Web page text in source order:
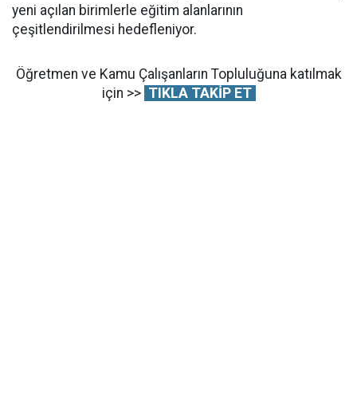
yeni açılan birimlerle eğitim alanlarının
çeşitlendirilmesi hedefleniyor.
Öğretmen ve Kamu Çalışanların Topluluğuna katılmak
için >> TIKLA TAKİP ET